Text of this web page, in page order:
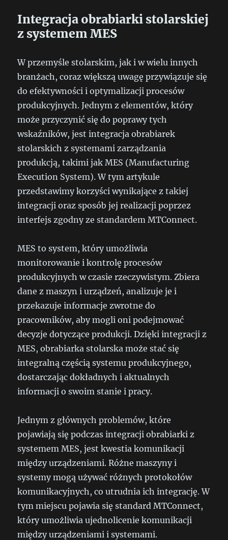
Integracja obrabiarki stolarskiej
z systemem MES
W przemyśle stolarskim, jak i w wielu innych
branżach, coraz większą uwagę przywiązuje się
do efektywności i optymalizacji procesów
produkcyjnych. Jednym z elementów, który
może przyczynić się do poprawy tych
wskaźników, jest integracja obrabiarek
stolarskich z systemami zarządzania
produkcją, takimi jak MES (Manufacturing
Execution System). W tym artykule
przedstawimy korzyści wynikające z takiej
integracji oraz sposób jej realizacji poprzez
interfejs zgodny ze standardem MTConnect.
MES to system, który umożliwia
monitorowanie i kontrolę procesów
produkcyjnych w czasie rzeczywistym. Zbiera
dane z maszyn i urządzeń, analizuje je i
przekazuje informacje zwrotne do
pracowników, aby mogli oni podejmować
decyzje dotyczące produkcji. Dzięki integracji z
MES, obrabiarka stolarska może stać się
integralną częścią systemu produkcyjnego,
dostarczając dokładnych i aktualnych
informacji o swoim stanie i pracy.
Jednym z głównych problemów, które
pojawiają się podczas integracji obrabiarki z
systemem MES, jest kwestia komunikacji
między urządzeniami. Różne maszyny i
systemy mogą używać różnych protokołów
komunikacyjnych, co utrudnia ich integrację. W
tym miejscu pojawia się standard MTConnect,
który umożliwia ujednolicenie komunikacji
między urządzeniami i systemami.